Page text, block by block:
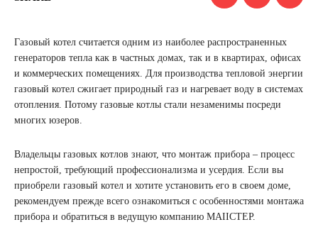
Газовый котел считается одним из наиболее распространенных
генераторов тепла как в частных домах, так и в квартирах, офисах
и коммерческих помещениях. Для производства тепловой энергии
газовый котел сжигает природный газ и нагревает воду в системах
отопления. Потому газовые котлы стали незаменимы посреди
многих юзеров.
Владельцы газовых котлов знают, что монтаж прибора – процесс
непростой, требующий профессионализма и усердия. Если вы
приобрели газовый котел и хотите установить его в своем доме,
рекомендуем прежде всего ознакомиться с особенностями монтажа
прибора и обратиться в ведущую компанию МАІІСТЕР.